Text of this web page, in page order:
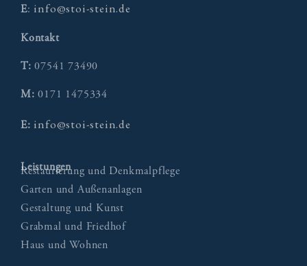
E: info@stoi-stein.de
Kontakt
T:07541 73490
M: 0171 1475334
E: info@stoi-stein.de
Leistungen
Restaurierung und Denkmalpflege
Garten und Außenanlagen
Gestaltung und Kunst
Grabmal und Friedhof
Haus und Wohnen